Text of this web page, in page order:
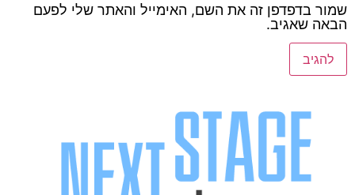
שמור בדפדפן זה את השם, האימייל והאתר שלי לפעם
הבאה שאגיב.